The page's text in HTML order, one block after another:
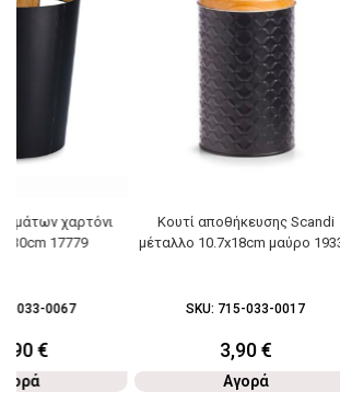
χαρτόνι
17779
033-0067
€
Κουτί αποθήκευσης Scandi
μέταλλο 10.7x18cm μαύρο
SKU: 715-033-0017
3,90€
Αγορά